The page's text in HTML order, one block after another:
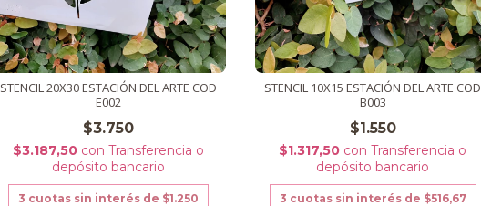
STENCIL 20X30 ESTACIÓN DEL ARTE COD
E002
$3.750
$3.187,50 con Transferencia o
depósito bancario
3 cuotas sin interés de $1.250
STENCIL 10X15 ESTACIÓN DEL ARTE COD
B003
$1.550
$1.317,50 con Transferencia o
depósito bancario
3 cuotas sin interés de $516,67